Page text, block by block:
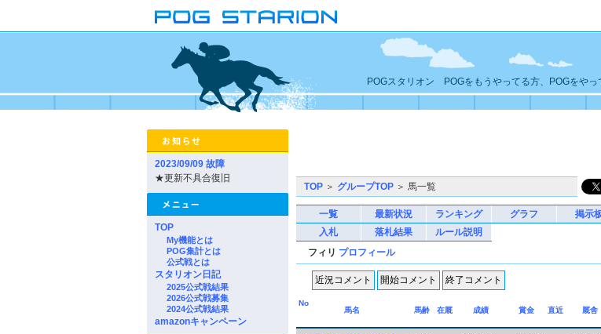
POGスタリオン POGをもうやってる方、POGをやっ
2023/09/09 故障
★更新不具合復旧
TOP
My機能とは
POG集計とは
公式戦とは
スタリオン日記
2025公式戦結果
2026公式戦募集
2024公式戦結果
amazonキャンペーン
TOP ＞ グループTOP ＞ 馬一覧
一覧 最新状況 ランキング グラフ 掲示
入札
落札結果
ルール説明
フィリ プロフィール
No
馬名
馬齢 在厩 成績 賞金 直近 厩舎